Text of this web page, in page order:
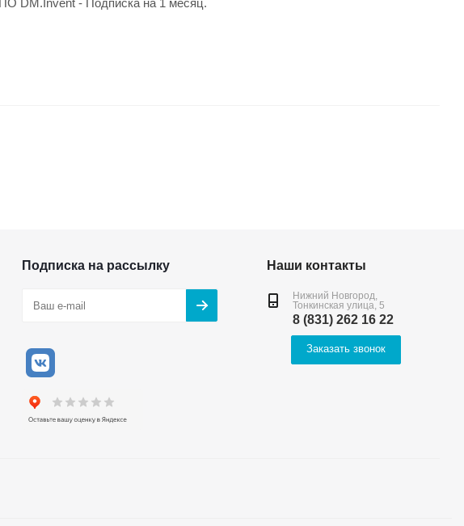
DM.Invent - Подписка на 1 месяц.
Подписка на рассылку Наши контакты
Нижний Новгород,
Тонкинская улица, 5
8 (831) 262 16 22
Заказать звонок